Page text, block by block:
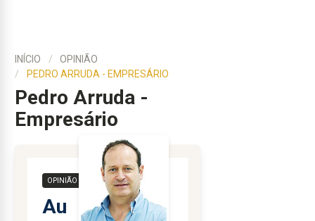
INÍCIO
OPINIÃO
PEDRO ARRUDA - EMPRESÁRIO
Pedro Arruda -
Empresário
OPINIÃO
Au